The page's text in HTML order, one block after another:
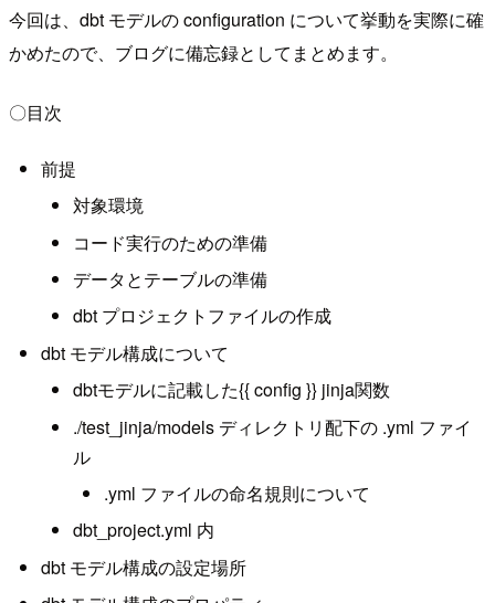
今回は、dbt モデルの configuration について挙動を実際に確
かめたので、ブログに備忘録としてまとめます。
〇目次
前提
対象環境
コード実行のための準備
データとテーブルの準備
dbt プロジェクトファイルの作成
dbt モデル構成について
dbtモデルに記載した{{ config }} jinja関数
./test_jinja/models ディレクトリ配下の .yml ファイ
ル
.yml ファイルの命名規則について
dbt_project.yml 内
dbt モデル構成の設定場所